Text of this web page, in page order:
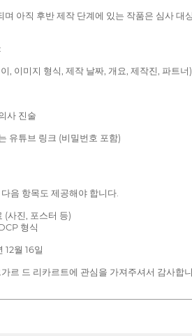
며 아직 후반 제작 단계에 있는 작품은 심사 대
, 이미지 형식, 제작 날짜, 개요, 제작진, 파트너)
사 진술
유튜브 링크 (비밀번호 포함)
음 항목도 제공해야 합니다.
(사진, 포스터 등)
형식
12월 16일
르 드 리카르트에 관심을 가져주셔서 감사합